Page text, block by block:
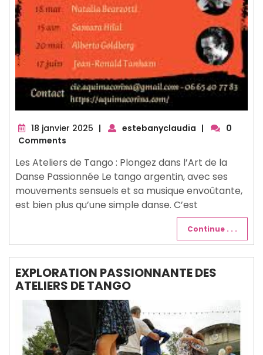
18 janvier 2025 18| estebanyclaudia |
0
Comments
Les Ateliers de Tango : Plongez dans l’Art de la
Danse Passionnée Le tango argentin, avec ses
mouvements sensuels et sa musique envoûtante,
est bien plus qu’une simple danse. C’est
Continue . . .
EXPLORATION PASSIONNANTE DES
ATELIERS DE TANGO